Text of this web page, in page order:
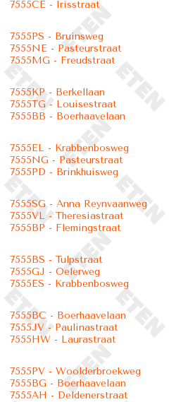
7555CE - Irisstraat
7555PS - Bruinsweg
7555NE - Pasteurstraat
7555MG - Freudstraat
7555KP - Berkellaan
7555TG - Louisestraat
7555BB - Boerhaavelaan
7555EL - Krabbenbosweg
7555NG - Pasteurstraat
7555PD - Brinkhuisweg
7555SG - Anna Reynvaanweg
7555VL - Theresiastraat
7555BP - Flemingstraat
7555BS - Tulpstraat
7555GJ - Oelerweg
7555ES - Krabbenbosweg
7555BC - Boerhaavelaan
7555JV - Paulinastraat
7555HW - Laurastraat
7555PV - Woolderbroekweg
7555BG - Boerhaavelaan
7555AH - Deldenerstraat